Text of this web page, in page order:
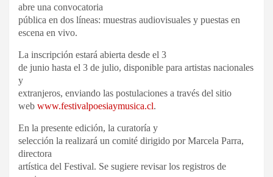
abre una convocatoria
pública en dos líneas: muestras audiovisuales y puestas en
escena en vivo.
La inscripción estará abierta desde el 3
de junio hasta el 3 de julio, disponible para artistas nacionales
y
extranjeros, enviando las postulaciones a través del sitio
web www.festivalpoesiaymusica.cl.
En la presente edición, la curatoría y
selección la realizará un comité dirigido por Marcela Parra,
directora
artística del Festival. Se sugiere revisar los registros de